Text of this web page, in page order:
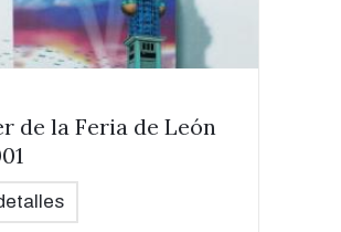
de la Feria de León